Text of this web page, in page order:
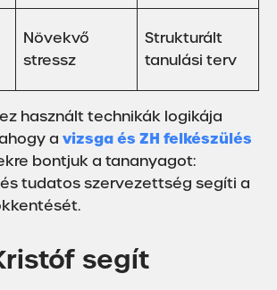
Növekvő
stressz
Strukturált
tanulási terv
használt technikák logikája
a vizsga és ZH felkészülés
bontjuk a tananyagot:
tudatos szervezettség segíti a
segít